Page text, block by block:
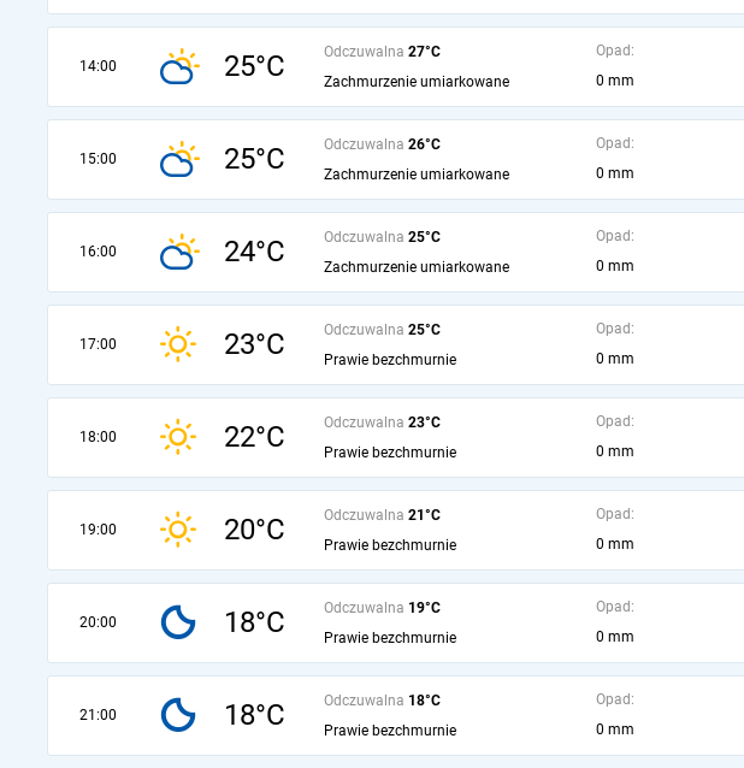
14:00 25°C Odczuwalna 27°C
Zachmurzenie umiarkowane
Opad:
0 mm
15:00 25°C Odczuwalna 26°C
Zachmurzenie umiarkowane
Opad:
0 mm
16:00 24°C Odczuwalna 25°C
Zachmurzenie umiarkowane
Opad:
0 mm
17:00 23°C Odczuwalna 25°C
Prawie bezchmurnie
Opad:
0 mm
18:00 22°C Odczuwalna 23°C
Prawie bezchmurnie
Opad:
0 mm
19:00 20°C Odczuwalna 21°C
Prawie bezchmurnie
Opad:
0 mm
20:00 18°C Odczuwalna 19°C
Prawie bezchmurnie
Opad:
0 mm
21:00 18°C Odczuwalna 18°C
Prawie bezchmurnie
Opad:
0 mm